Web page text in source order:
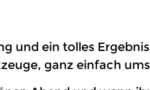
und ein tolles
ganz einfach